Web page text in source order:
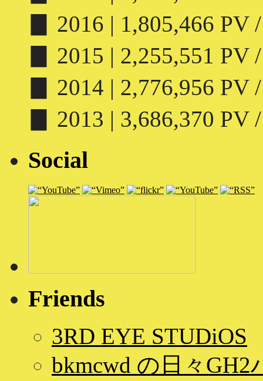
▊ 2016 | 1,805,466 PV
▊ 2015 | 2,255,551 PV
▊ 2014 | 2,776,956 PV
▊ 2013 | 3,686,370 PV
Social
Friends
3RD EYE STUDiOS
bkmcwd の日々GH2